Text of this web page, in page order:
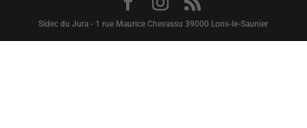
Sidec du Jura - 1 rue Maurice Chevassu 39000 Lons-le-Saunier